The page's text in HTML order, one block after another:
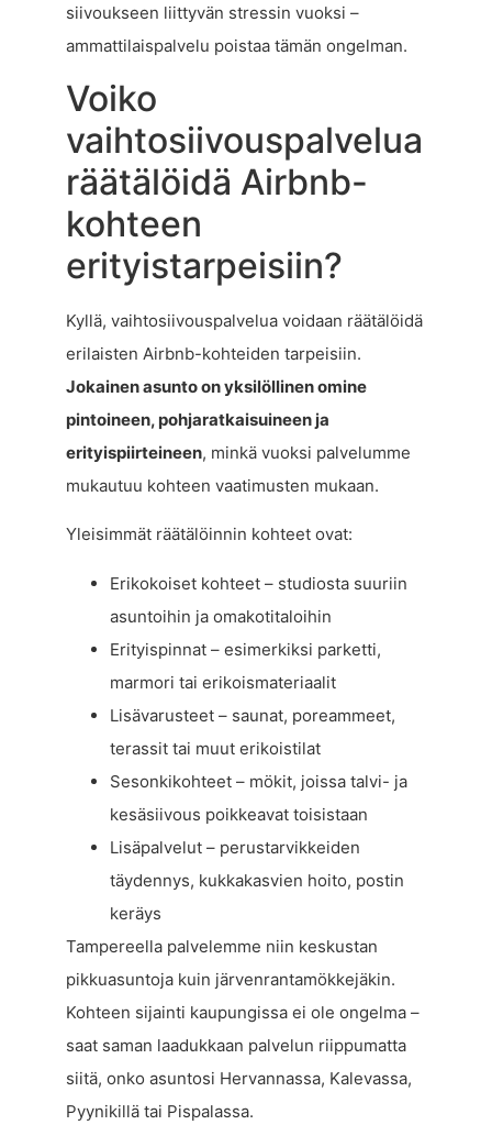
siivoukseen liittyvän stressin vuoksi –
ammattilaispalvelu poistaa tämän ongelman.
Voiko
vaihtosiivouspalvelua
räätälöidä Airbnb-
kohteen
erityistarpeisiin?
Kyllä, vaihtosiivouspalvelua voidaan räätälöidä
erilaisten Airbnb-kohteiden tarpeisiin.
Jokainen asunto on yksilöllinen omine
pintoineen, pohjaratkaisuineen ja
erityispiirteineen, minkä vuoksi palvelumme
mukautuu kohteen vaatimusten mukaan.
Yleisimmät räätälöinnin kohteet ovat:
Erikokoiset kohteet – studiosta suuriin
asuntoihin ja omakotitaloihin
Erityispinnat – esimerkiksi parketti,
marmori tai erikoismateriaalit
Lisävarusteet – saunat, poreammeet,
terassit tai muut erikoistilat
Sesonkikohteet – mökit, joissa talvi- ja
kesäsiivous poikkeavat toisistaan
Lisäpalvelut – perustarvikkeiden
täydennys, kukkakasvien hoito, postin
keräys
Tampereella palvelemme niin keskustan
pikkuasuntoja kuin järvenrantamökkejäkin.
Kohteen sijainti kaupungissa ei ole ongelma –
saat saman laadukkaan palvelun riippumatta
siitä, onko asuntosi Hervannassa, Kalevassa,
Pyynikillä tai Pispalassa.